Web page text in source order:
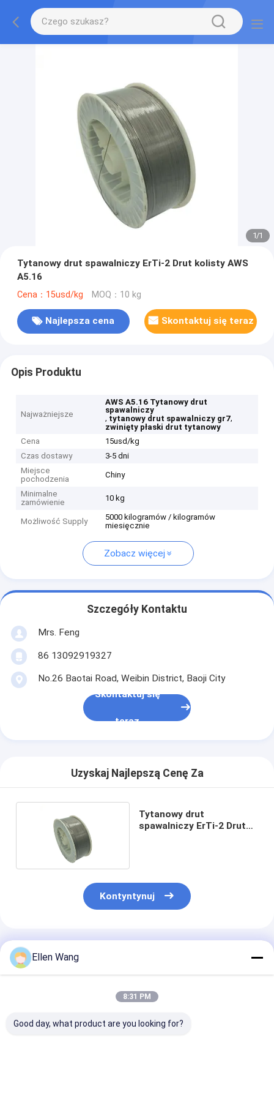
1/1
Tytanowy drut spawalniczy ErTi-2 Drut kolisty AWS
A5.16
Cena：15usd/kg MOQ：10 kg
Najlepsza cena Skontaktuj się teraz
Opis Produktu
Najważniejsze
AWS A5.16 Tytanowy drut
spawalniczy
, tytanowy drut spawalniczy gr7,
zwinięty płaski drut tytanowy
Cena
15usd/kg
Czas dostawy
3-5 dni
Miejsce
pochodzenia
Chiny
Minimalne
zamówienie
10 kg
Możliwość Supply
5000 kilogramów / kilogramów
miesięcznie
Zobacz więcej
Szczegóły Kontaktu
Mrs. Feng
86 13092919327
No.26 Baotai Road, Weibin District, Baoji City
Skontaktuj się
teraz
Uzyskaj Najlepszą Cenę Za
Tytanowy drut
spawalniczy ErTi-2 Drut
Kontyntynuj
Polecane Produkty
Ellen Wang
8:31 PM
Good day, what product are you looking for?